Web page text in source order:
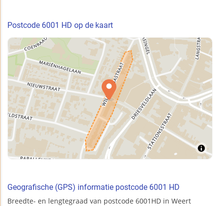
Postcode 6001 HD op de kaart
Geografische (GPS) informatie postcode 6001 HD
Breedte- en lengtegraad van postcode 6001HD in Weert